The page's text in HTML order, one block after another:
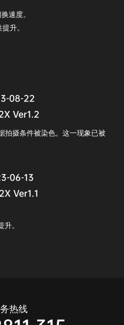
速度。
升。
08-22
Ver1.2
拍摄条件被染色。这一现象已被
06-13
Ver1.1
。
热线